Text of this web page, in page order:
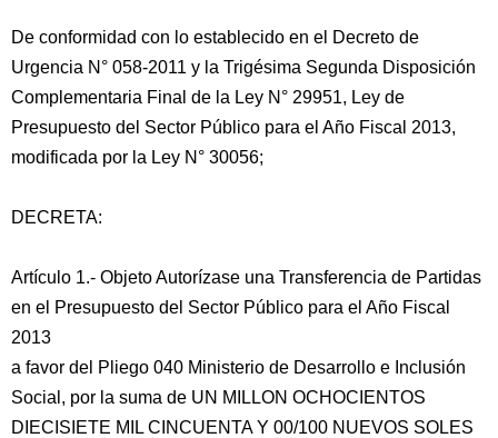
De conformidad con lo establecido en el Decreto de
Urgencia N° 058-2011 y la Trigésima Segunda Disposición
Complementaria Final de la Ley N° 29951, Ley de
Presupuesto del Sector Público para el Año Fiscal 2013,
modificada por la Ley N° 30056;
DECRETA:
Artículo 1.- Objeto Autorízase una Transferencia de Partidas
en el Presupuesto del Sector Público para el Año Fiscal
2013
a favor del Pliego 040 Ministerio de Desarrollo e Inclusión
Social, por la suma de UN MILLON OCHOCIENTOS
DIECISIETE MIL CINCUENTA Y 00/100 NUEVOS SOLES